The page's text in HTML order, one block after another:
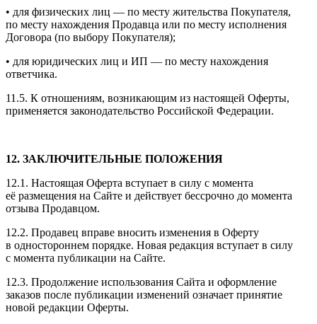
• для физических лиц — по месту жительства Покупателя,
по месту нахождения Продавца или по месту исполнения
Договора (по выбору Покупателя);
• для юридических лиц и ИП — по месту нахождения
ответчика.
11.5. К отношениям, возникающим из настоящей Оферты,
применяется законодательство Российской Федерации.
12. ЗАКЛЮЧИТЕЛЬНЫЕ ПОЛОЖЕНИЯ
12.1. Настоящая Оферта вступает в силу с момента
её размещения на Сайте и действует бессрочно до момента
отзыва Продавцом.
12.2. Продавец вправе вносить изменения в Оферту
в одностороннем порядке. Новая редакция вступает в силу
с момента публикации на Сайте.
12.3. Продолжение использования Сайта и оформление
заказов после публикации изменений означает принятие
новой редакции Оферты.